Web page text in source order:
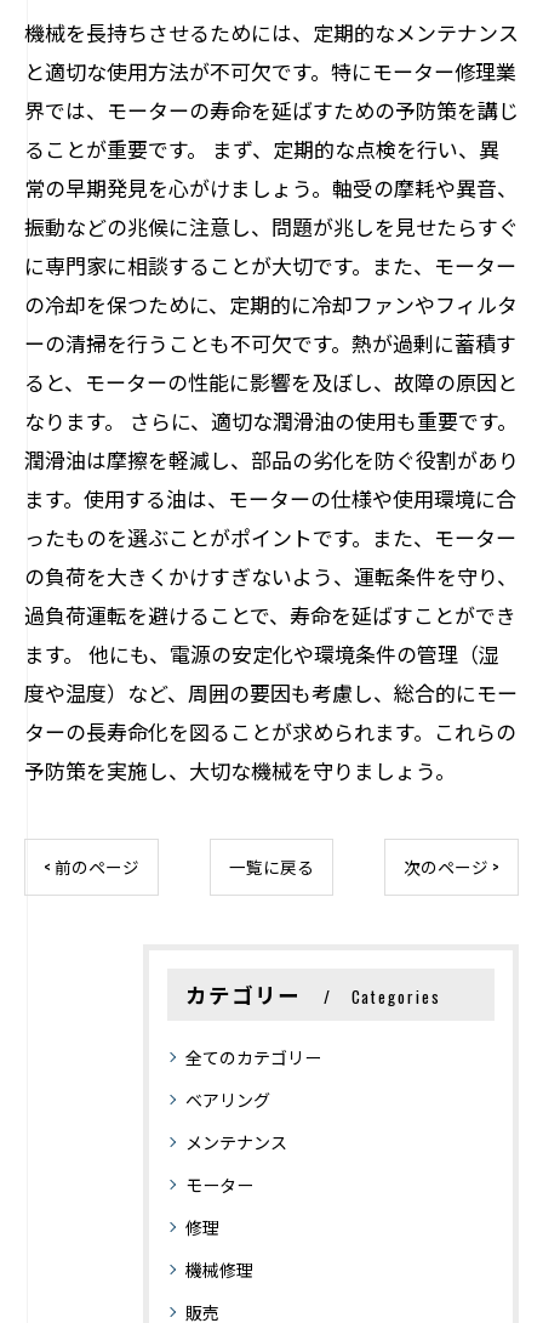
機械を長持ちさせるためには、定期的なメンテナンス
と適切な使用方法が不可欠です。特にモーター修理業
界では、モーターの寿命を延ばすための予防策を講じ
ることが重要です。 まず、定期的な点検を行い、異
常の早期発見を心がけましょう。軸受の摩耗や異音、
振動などの兆候に注意し、問題が兆しを見せたらすぐ
に専門家に相談することが大切です。また、モーター
の冷却を保つために、定期的に冷却ファンやフィルタ
ーの清掃を行うことも不可欠です。熱が過剰に蓄積す
ると、モーターの性能に影響を及ぼし、故障の原因と
なります。 さらに、適切な潤滑油の使用も重要です。
潤滑油は摩擦を軽減し、部品の劣化を防ぐ役割があり
ます。使用する油は、モーターの仕様や使用環境に合
ったものを選ぶことがポイントです。また、モーター
の負荷を大きくかけすぎないよう、運転条件を守り、
過負荷運転を避けることで、寿命を延ばすことができ
ます。 他にも、電源の安定化や環境条件の管理（湿
度や温度）など、周囲の要因も考慮し、総合的にモー
ターの長寿命化を図ることが求められます。これらの
予防策を実施し、大切な機械を守りましょう。
< 前のページ 一覧に戻る 次のページ >
カテゴリー Categories
全てのカテゴリー
ベアリング
メンテナンス
モーター
修理
機械修理
販売